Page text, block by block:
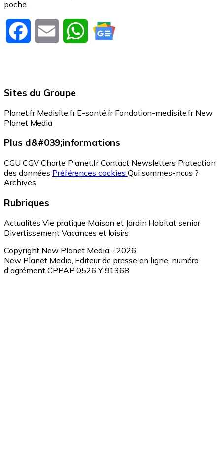
poche.
Facebook Email WhatsApp
Sites du Groupe
Planet.fr Medisite.fr E-santé.fr Fondation-medisite.fr New
Planet Media
Plus d&#039;informations
CGU CGV Charte Planet.fr Contact Newsletters Protection
des données Préférences cookies Qui sommes-nous ?
Archives
Rubriques
Actualités Vie pratique Maison et Jardin Habitat senior
Divertissement Vacances et loisirs
Copyright New Planet Media - 2026
New Planet Media, Editeur de presse en ligne, numéro
d'agrément CPPAP 0526 Y 91368